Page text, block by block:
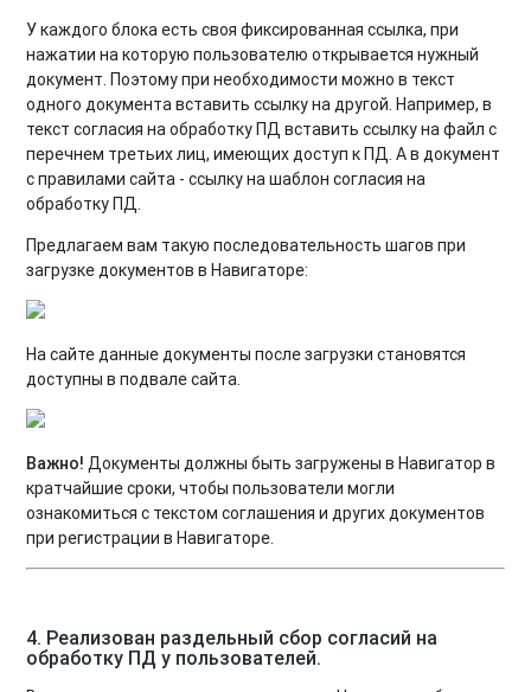
У каждого блока есть своя фиксированная ссылка, при
нажатии на которую пользователю открывается нужный
документ. Поэтому при необходимости можно в текст
одного документа вставить ссылку на другой. Например, в
текст согласия на обработку ПД вставить ссылку на файл с
перечнем третьих лиц, имеющих доступ к ПД. А в документ
с правилами сайта - ссылку на шаблон согласия на
обработку ПД.
Предлагаем вам такую последовательность шагов при
загрузке документов в Навигаторе:
На сайте данные документы после загрузки становятся
доступны в подвале сайта.
Важно! Документы должны быть загружены в Навигатор в
кратчайшие сроки, чтобы пользователи могли
ознакомиться с текстом соглашения и других документов
при регистрации в Навигаторе.
4. Реализован раздельный сбор согласий на
обработку ПД у пользователей.